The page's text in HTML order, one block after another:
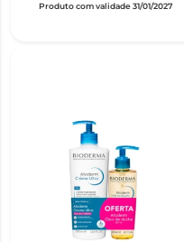
Produto com validade 31/01/2027